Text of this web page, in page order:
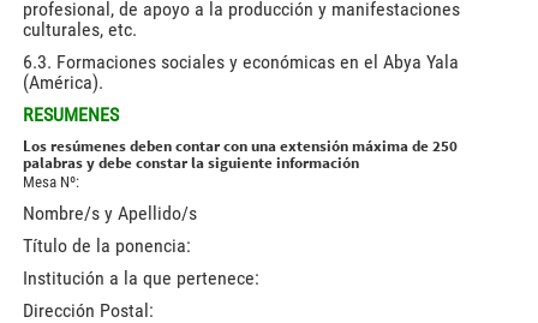
profesional, de apoyo a la producción y manifestaciones
culturales, etc.
6.3. Formaciones sociales y económicas en el Abya Yala
(América).
RESUMENES
Los resúmenes deben contar con una extensión máxima de 250
palabras y debe constar la siguiente información
Mesa Nº:
Nombre/s y Apellido/s
Título de la ponencia:
Institución a la que pertenece:
Dirección Postal: